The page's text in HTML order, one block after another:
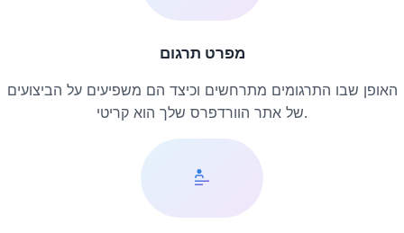
מפרט תרגום
האופן שבו התרגומים מתרחשים וכיצד הם משפיעים על הביצועים
של אתר הוורדפרס שלך הוא קריטי.